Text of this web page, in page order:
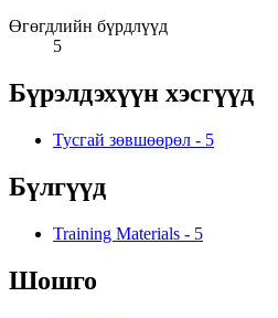
Өгөгдлийн бүрдлүүд
5
Бүрэлдэхүүн хэсгүүд
Тусгай зөвшөөрөл - 5
Бүлгүүд
Training Materials - 5
Шошго